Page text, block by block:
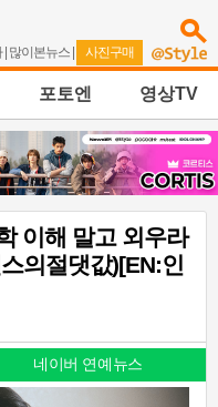
| 많이본뉴스 | 사진구매
포토엔 영상TV
이해 말고 외우라
의절댓값)[EN:인
네이버 연예뉴스